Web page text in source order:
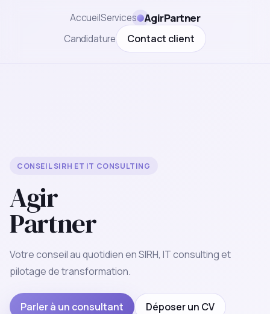
AccueilServices AgirPartner
Candidature Contact client
CONSEIL SIRH ET IT CONSULTING
Agir
Partner
Votre conseil au quotidien en SIRH, IT consulting et
pilotage de transformation.
Parler à un consultant Déposer un CV